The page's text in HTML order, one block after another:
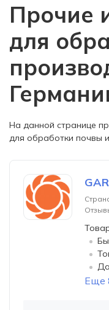
Прочие
для
На данной странице
для обработки почвы
Еще